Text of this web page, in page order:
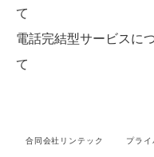
て
電話完結型サービスに
て
合同会社リンテック プラ